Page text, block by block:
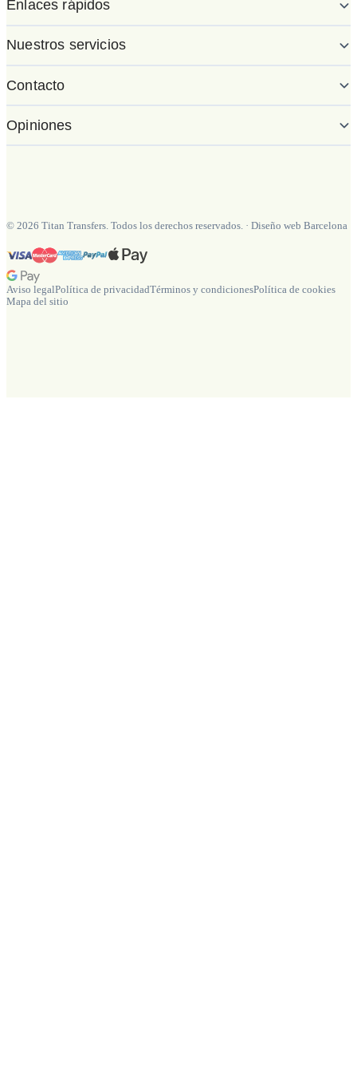
Enlaces rápidos
Nuestros servicios
Contacto
Opiniones
© 2026 Titan Transfers. Todos los derechos reservados. · Diseño web Barcelona
Aviso legalPolítica de privacidadTérminos y condicionesPolítica de cookies
Mapa del sitio